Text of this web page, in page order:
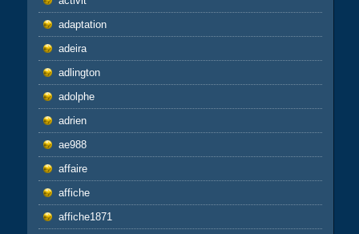
adaptation
adeira
adlington
adolphe
adrien
ae988
affaire
affiche
affiche1871